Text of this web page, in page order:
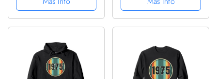
cumpleaños de 1975
Sudadera